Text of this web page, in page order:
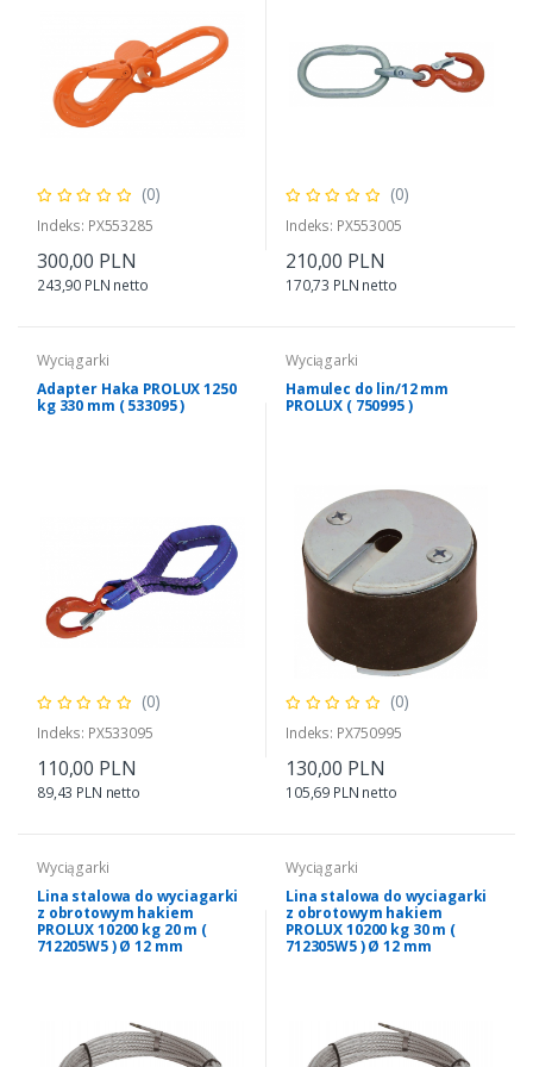
(0)
Indeks: PX553285
300,00 PLN
243,90 PLN netto
(0)
Indeks: PX553005
210,00 PLN
170,73 PLN netto
Wyciągarki
Adapter Haka PROLUX 1250
kg 330 mm ( 533095 )
(0)
Indeks: PX533095
110,00 PLN
89,43 PLN netto
Wyciągarki
Hamulec do lin/12 mm
PROLUX ( 750995 )
(0)
Indeks: PX750995
130,00 PLN
105,69 PLN netto
Wyciągarki
Lina stalowa do wyciagarki
z obrotowym hakiem
PROLUX 10200 kg 20 m (
712205W5 ) Ø 12 mm
Wyciągarki
Lina stalowa do wyciagarki
z obrotowym hakiem
PROLUX 10200 kg 30 m (
712305W5 ) Ø 12 mm